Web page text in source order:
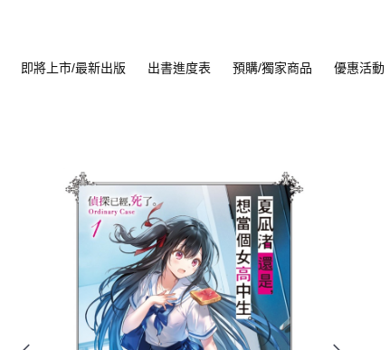
即將上市/最新出版 出書進度表 預購/獨家商品 優惠活動